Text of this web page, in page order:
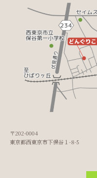
〒202-0004
東京都西東京市下保谷１-8-5